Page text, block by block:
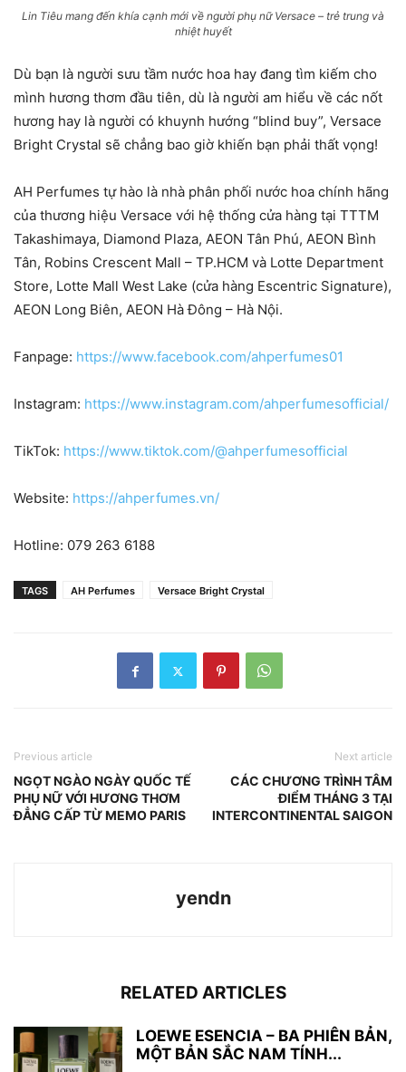
Lin Tiêu mang đến khía cạnh mới về người phụ nữ Versace – trẻ trung và
nhiệt huyết
Dù bạn là người sưu tầm nước hoa hay đang tìm kiếm cho
mình hương thơm đầu tiên, dù là người am hiểu về các nốt
hương hay là người có khuynh hướng “blind buy”, Versace
Bright Crystal sẽ chẳng bao giờ khiến bạn phải thất vọng!
AH Perfumes tự hào là nhà phân phối nước hoa chính hãng
của thương hiệu Versace với hệ thống cửa hàng tại TTTM
Takashimaya, Diamond Plaza, AEON Tân Phú, AEON Bình
Tân, Robins Crescent Mall – TP.HCM và Lotte Department
Store, Lotte Mall West Lake (cửa hàng Escentric Signature),
AEON Long Biên, AEON Hà Đông – Hà Nội.
Fanpage: https://www.facebook.com/ahperfumes01
Instagram: https://www.instagram.com/ahperfumesofficial/
TikTok: https://www.tiktok.com/@ahperfumesofficial
Website: https://ahperfumes.vn/
Hotline: 079 263 6188
TAGS AH Perfumes Versace Bright Crystal
Previous article
NGỌT NGÀO NGÀY QUỐC TẾ
PHỤ NỮ VỚI HƯƠNG THƠM
ĐẲNG CẤP TỪ MEMO PARIS
Next article
CÁC CHƯƠNG TRÌNH TÂM
ĐIỂM THÁNG 3 TẠI
INTERCONTINENTAL SAIGON
yendn
RELATED ARTICLES
LOEWE ESENCIA – BA PHIÊN BẢN,
MỘT BẢN SẮC NAM TÍNH...